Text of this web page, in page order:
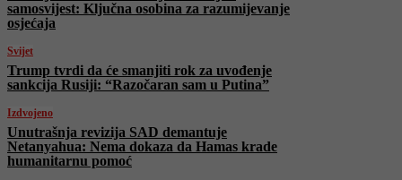
samosvijest: Ključna osobina za razumijevanje
osjećaja
Svijet
Trump tvrdi da će smanjiti rok za uvođenje
sankcija Rusiji: “Razočaran sam u Putina”
Izdvojeno
Unutrašnja revizija SAD demantuje
Netanyahua: Nema dokaza da Hamas krade
humanitarnu pomoć